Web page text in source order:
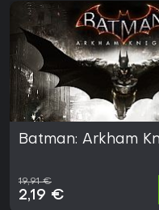
Batman: Arkham
19,91 €
2,19 €